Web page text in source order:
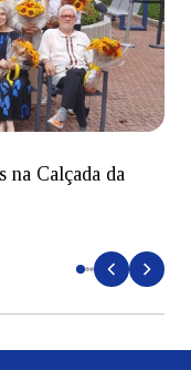
na Calçada da